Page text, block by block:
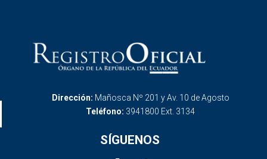
Dirección: Mañosca Nº 201 y Av. 10 de Agosto
Teléfono: 3941800 Ext. 3134
SÍGUENOS